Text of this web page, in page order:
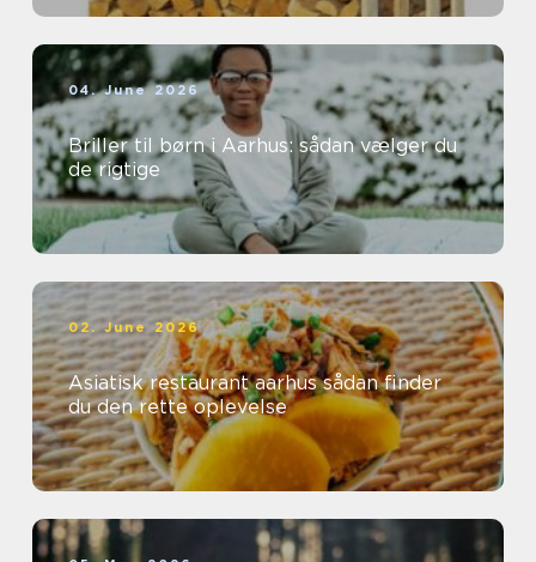
04. June 2026
Briller til børn i Aarhus: sådan vælger du
de rigtige
02. June 2026
Asiatisk restaurant aarhus sådan finder
du den rette oplevelse